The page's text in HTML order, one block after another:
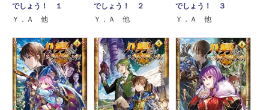
でしょう！ １
Ｙ．Ａ 他
でしょう！ ２
Ｙ．Ａ 他
でしょう！ ３
Ｙ．Ａ 他